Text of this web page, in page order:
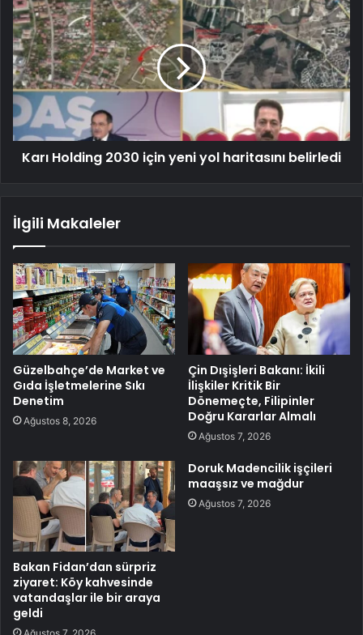
Karı Holding 2030 için yeni yol haritasını belirledi
İlgili Makaleler
Güzelbahçe’de Market ve
Gıda İşletmelerine Sıkı
Denetim
Ağustos 8, 2026
Çin Dışişleri Bakanı: İkili
İlişkiler Kritik Bir
Dönemeçte, Filipinler
Doğru Kararlar Almalı
Ağustos 7, 2026
Bakan Fidan’dan sürpriz
ziyaret: Köy kahvesinde
vatandaşlar ile bir araya
geldi
Doruk Madencilik işçileri
maaşsız ve mağdur
Ağustos 7, 2026